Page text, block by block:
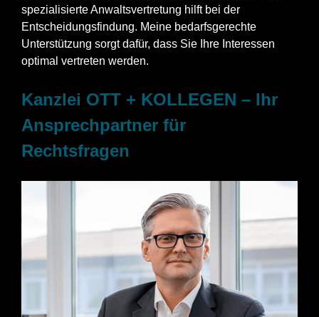
spezialisierte Anwaltsvertretung hilft bei der
Entscheidungsfindung. Meine bedarfsgerechte
Unterstützung sorgt dafür, dass Sie Ihre Interessen
optimal vertreten werden.
Kanzlei OTT + KOLLEGEN – Ihr
Ansprechpartner für
Rechtsfragen